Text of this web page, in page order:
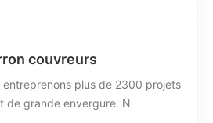
couvreurs
entreprenons plus de 2300 projets
de grande envergure. N